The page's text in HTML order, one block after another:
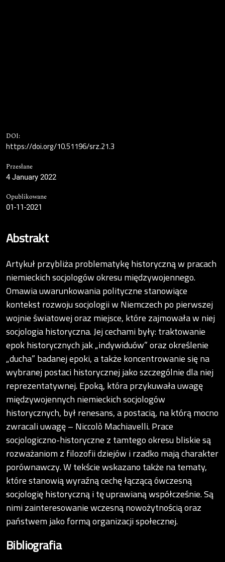
DOI:
https://doi.org/10.51196/srz.21.3
Przesłane
4 January 2022
Opublikowane
01-11-2021
Abstrakt
Artykuł przybliża problematykę historyczną w pracach
niemieckich socjologów okresu międzywojennego.
Omawia uwarunkowania polityczne stanowiące
kontekst rozwoju socjologii w Niemczech po pierwszej
wojnie światowej oraz miejsce, które zajmowała w niej
socjologia historyczna. Jej cechami były: traktowanie
epok historycznych jak „indywiduów” oraz określenie
„ducha” badanej epoki, a także koncentrowanie się na
wybranej postaci historycznej jako szczególnie dla niej
reprezentatywnej. Epoką, która przykuwała uwagę
międzywojennych niemieckich socjologów
historycznych, był renesans, a postacią, na którą mocno
zwracali uwagę – Niccolò Machiavelli. Prace
socjologiczno-historyczne z tamtego okresu bliskie są
rozważaniom z filozofii dziejów i rzadko mają charakter
porównawczy. W tekście wskazano także na tematy,
które stanowią wyraźną cechę łączącą ówczesną
socjologię historyczną i tę uprawianą współcześnie. Są
nimi zainteresowanie wczesną nowożytnością oraz
państwem jako formą organizacji społecznej.
Bibliografia